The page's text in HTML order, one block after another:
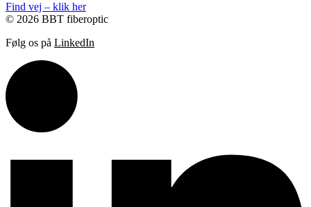
Find vej – klik her
© 2026 BBT fiberoptic
Følg os på LinkedIn